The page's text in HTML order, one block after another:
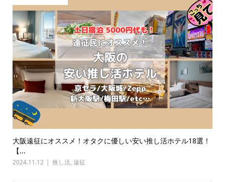
大阪遠征にオススメ！オタクに優しい安い推し活ホテル18選！
【...
2024.11.12 推し活, 遠征